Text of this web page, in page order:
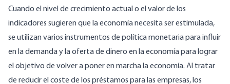
Cuando el nivel de crecimiento actual o el valor de los
indicadores sugieren que la economía necesita ser estimulada,
se utilizan varios instrumentos de política monetaria para influir
en la demanda y la oferta de dinero en la economía para lograr
el objetivo de volver a poner en marcha la economía. Al tratar
de reducir el coste de los préstamos para las empresas, los